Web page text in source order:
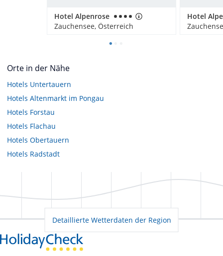
Hotel Alpenrose
Zauchensee, Österreich
Hotel
Orte in der Nähe
Hotels Untertauern
Hotels Altenmarkt im Pongau
Hotels Forstau
Hotels Flachau
Hotels Obertauern
Hotels Radstadt
Detaillierte Wetterdaten der Region